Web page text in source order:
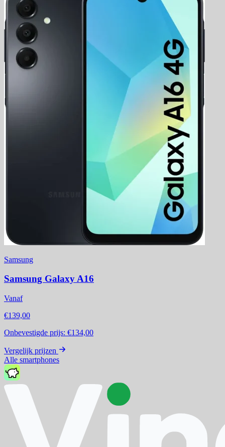
Samsung
Samsung Galaxy A16
Vanaf
€139,00
Onbevestigde prijs: €134,00
Vergelijk prijzen
Alle smartphones